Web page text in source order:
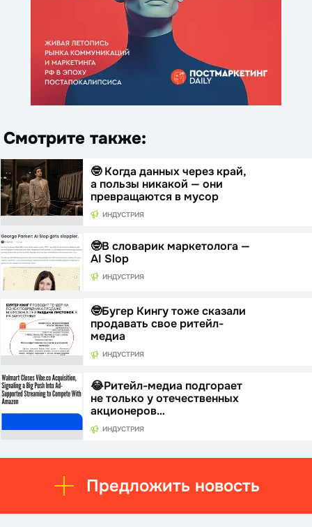
Смотрите также:
🤓 Когда данных через край,
а пользы никакой — они
превращаются в мусор
ИНДУСТРИЯ
🤓В словарик маркетолога —
AI Slop
ИНДУСТРИЯ
🤓Бугер Кингу тоже сказали
продавать свое ритейл-
медиа
ИНДУСТРИЯ
😂Ритейл-медиа подгорает
не только у отечественных
акционеров…
ИНДУСТРИЯ
Предложить новость